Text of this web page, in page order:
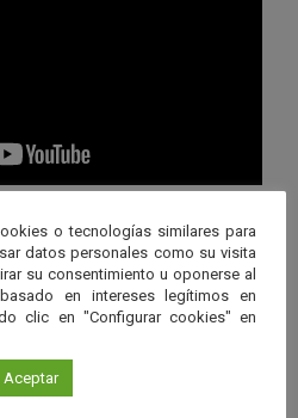
de actividades completo en la web
lasagra
de Don Fadrique, Observatorio de
Collados de la Sagra
o tecnologías similares para
datos personales como su visita
su consentimiento u oponerse al
en intereses legítimos en
clic en "Configurar cookies" en
Aceptar